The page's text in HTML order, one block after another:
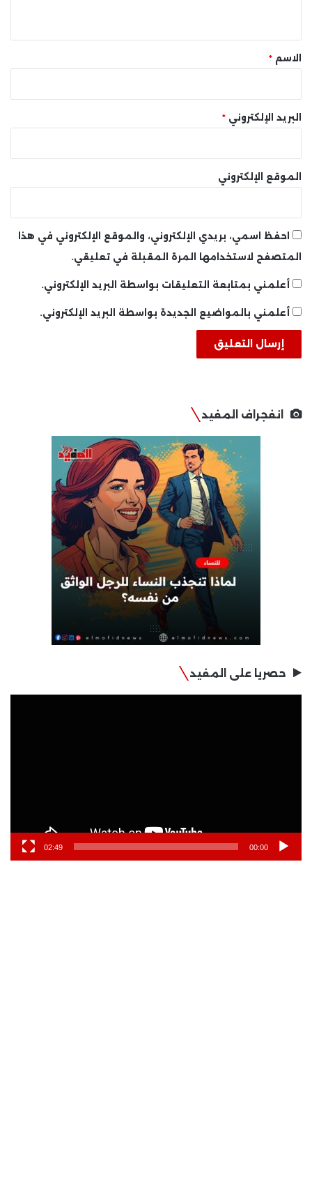
* الاسم *
البريد الإلكتروني *
الموقع الإلكتروني
احفظ اسمي، بريدي الإلكتروني، والموقع الإلكتروني في هذا
المتصفح لاستخدامها المرة المقبلة في تعليقي.
أعلمني بمتابعة التعليقات بواسطة البريد الإلكتروني.
أعلمني بالمواضيع الجديدة بواسطة البريد الإلكتروني.
انفجراف المفيد
حصريا على المفيد
00:00
02:49